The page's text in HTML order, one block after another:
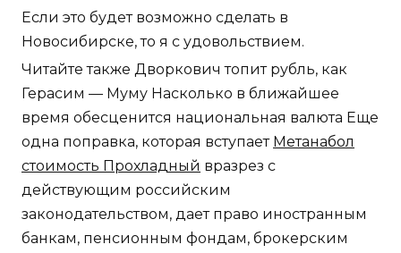
Если это будет возможно сделать в
Новосибирске, то я с удовольствием.
Читайте также Дворкович топит рубль, как
Герасим — Муму Насколько в ближайшее
время обесценится национальная валюта Еще
одна поправка, которая вступает Метанабол
стоимость Прохладный вразрез с
действующим российским
законодательством, дает право иностранным
банкам, пенсионным фондам, брокерским